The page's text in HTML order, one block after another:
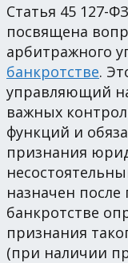
Статья 45 127-
посвящена
арбитражного
банкротстве.
управляющий
важных
функций и
признания
назначен
банкротстве
признания
(при наличии